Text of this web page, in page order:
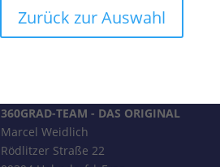
Zurück zur Auswahl
360GRAD-TEAM - DAS ORIGINAL
Marcel Weidlich
Rödlitzer Straße 22